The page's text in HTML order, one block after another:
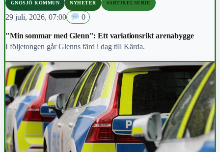
GNOSJÖ KOMMUN NYHETER #ARTIKELSERIE
29 juli, 2026, 07:00 0
"Min sommar med Glenn": Ett variationsrikt arenabygge
I följetongen går Glenns färd i dag till Kärda.